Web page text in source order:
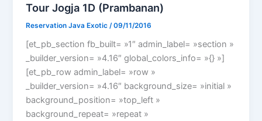
Tour Jogja 1D (Prambanan)
Reservation Java Exotic /09/11/2016
[et_pb_section fb_built= »1″ admin_label= »section »
_builder_version= »4.16″ global_colors_info= »{} »]
[et_pb_row admin_label= »row »
_builder_version= »4.16″ background_size= »initial »
background_position= »top_left »
background_repeat= »repeat »